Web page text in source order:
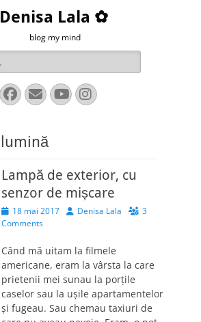
Denisa Lala ✿
blog my mind
Facebook
EmailYouTube
Instagram
lumină
Lampă de exterior, cu
senzor de mișcare
Posted
on
18 mai 2017 AuthorDenisa Lala
3
Comments
Când mă uitam la filmele
americane, eram la vârsta la care
prietenii mei sunau la porțile
caselor sau la ușile apartamentelor
și fugeau. Sau chemau taxiuri de